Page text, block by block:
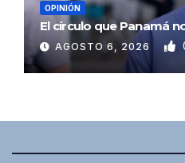
OPINIÓN
El círculo que Panamá
AGOSTO 6, 2026